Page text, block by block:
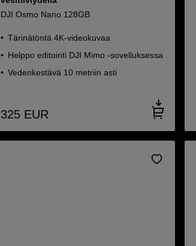
DJI Osmo Nano 128GB
Tärinätöntä 4K-videokuvaa
Helppo editointi DJI Mimo -sovelluksessa
Vedenkestävä 10 metriin asti
325 EUR